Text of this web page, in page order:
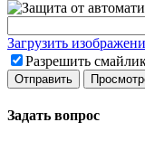
Загрузить
Разрешить
Задать вопрос